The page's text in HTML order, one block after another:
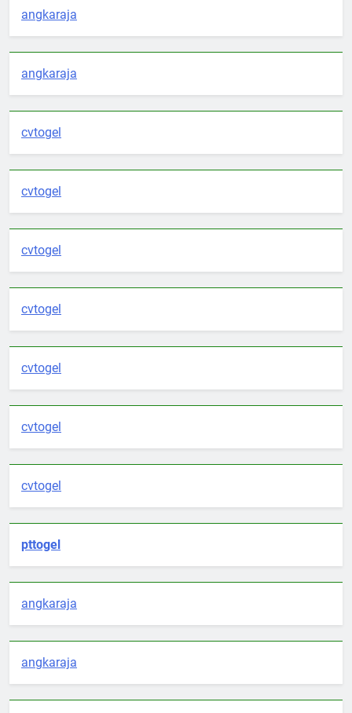
angkaraja
angkaraja
cvtogel
cvtogel
cvtogel
cvtogel
cvtogel
cvtogel
cvtogel
pttogel
angkaraja
angkaraja